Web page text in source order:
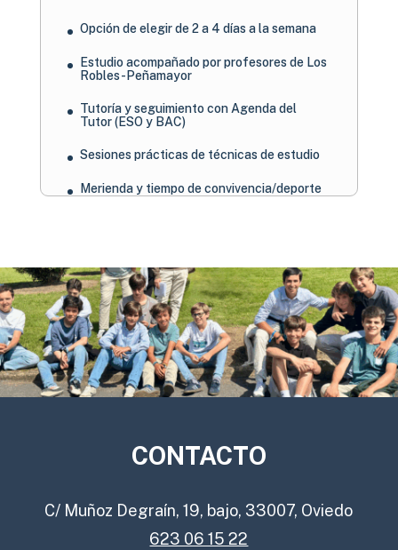
Opción de elegir de 2 a 4 días a la semana
Estudio acompañado por profesores de Los
Robles-Peñamayor
Tutoría y seguimiento con Agenda del
Tutor (ESO y BAC)
Sesiones prácticas de técnicas de estudio
Merienda y tiempo de convivencia/deporte
CONTACTO
C/ Muñoz Degraín, 19, bajo, 33007, Oviedo
623 06 15 22